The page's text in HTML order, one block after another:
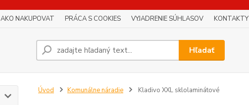
AKO NAKUPOVAT PRÁCA S COOKIES VYJADRENIE SÚHLASOV KONTAKTY
Hľadať
Úvod Komunálne náradie Kladivo XXL sklolaminátové